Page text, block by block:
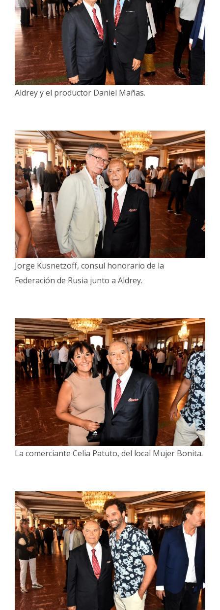
Aldrey y el productor Daniel Mañas.
Jorge Kusnetzoff, consul honorario de la
Federación de Rusia junto a Aldrey.
La comerciante Celia Patuto, del local Mujer Bonita.